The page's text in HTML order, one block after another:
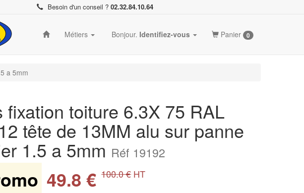
Besoin d'un conseil ? 02.32.84.10.64
Métiers Bonjour. Identifiez-vous Panier 0
a 5mm
fixation toiture 6.3X 75 RAL
tête de 13MM alu sur panne
1.5 a 5mm Réf 19192
49.8 € 100.0 €HT